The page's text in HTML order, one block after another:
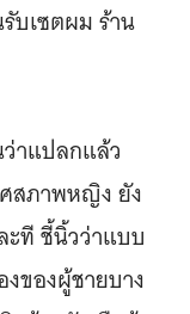
บเซตผม ร้าน
าแปลกแล้ว
สภาพหญิง ยัง
ที ชี้นิ้วว่าแบบ
ของผู้ชายบาง